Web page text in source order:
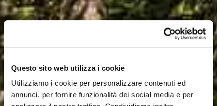
Questo sito web utilizza i cookie
Utilizziamo i cookie per personalizzare contenuti ed
annunci, per fornire funzionalità dei social media e per